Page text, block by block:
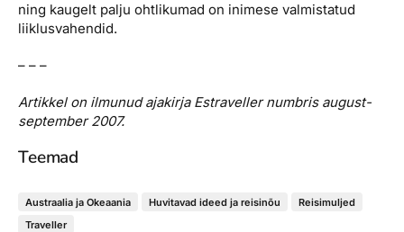
ning kaugelt palju ohtlikumad on inimese valmistatud
liiklusvahendid.
– – –
Artikkel on ilmunud ajakirja Estraveller numbris august-
september 2007.
Teemad
Austraalia ja Okeaania Huvitavad ideed ja reisinõu
Reisimuljed
Traveller